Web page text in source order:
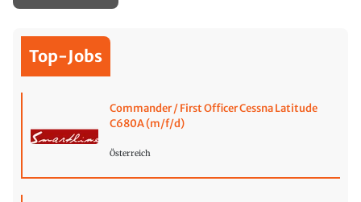
Top-Jobs
Commander / First Officer Cessna Latitude
C680A (m/f/d)
Österreich